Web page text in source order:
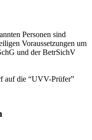
Personen sind
Voraussetzungen um
und der BetrSichV
auf die “UVV-Prüfer”